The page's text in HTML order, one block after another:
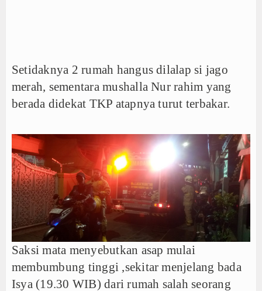
Setidaknya 2 rumah hangus dilalap si jago
merah, sementara mushalla Nur rahim yang
berada didekat TKP atapnya turut terbakar.
Saksi mata menyebutkan asap mulai
membumbung tinggi ,sekitar menjelang bada
Isya (19.30 WIB) dari rumah salah seorang